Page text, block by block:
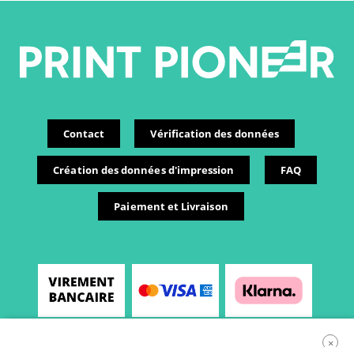
Contact Vérification des données
Création des données d'impression FAQ
Paiement et Livraison
×